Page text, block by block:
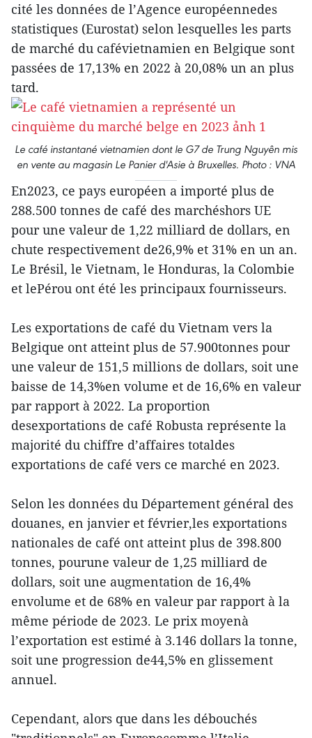
cité les données de l’Agence européennedes
statistiques (Eurostat) selon lesquelles les parts
de marché du cafévietnamien en Belgique sont
passées de 17,13% en 2022 à 20,08% un an plus
tard.
Le café instantané vietnamien dont le G7 de Trung Nguyên mis
en vente au magasin Le Panier d'Asie à Bruxelles. Photo : VNA
En2023, ce pays européen a importé plus de
288.500 tonnes de café des marchéshors UE
pour une valeur de 1,22 milliard de dollars, en
chute respectivement de26,9% et 31% en un an.
Le Brésil, le Vietnam, le Honduras, la Colombie
et lePérou ont été les principaux fournisseurs.
Les exportations de café du Vietnam vers la
Belgique ont atteint plus de 57.900tonnes pour
une valeur de 151,5 millions de dollars, soit une
baisse de 14,3%en volume et de 16,6% en valeur
par rapport à 2022. La proportion
desexportations de café Robusta représente la
majorité du chiffre d’affaires totaldes
exportations de café vers ce marché en 2023.
Selon les données du Département général des
douanes, en janvier et février,les exportations
nationales de café ont atteint plus de 398.800
tonnes, pourune valeur de 1,25 milliard de
dollars, soit une augmentation de 16,4%
envolume et de 68% en valeur par rapport à la
même période de 2023. Le prix moyenà
l’exportation est estimé à 3.146 dollars la tonne,
soit une progression de44,5% en glissement
annuel.
Cependant, alors que dans les débouchés